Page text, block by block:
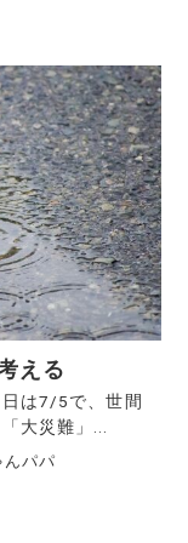
える
は7/5で、世間
大災難」...
んパパ